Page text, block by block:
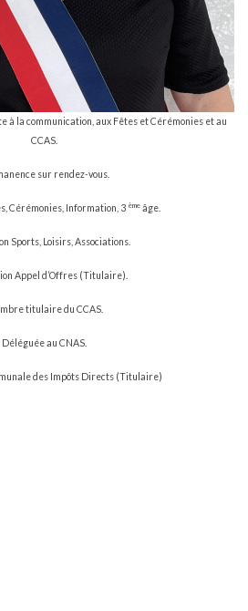
à la communication, aux Fêtes et Cérémonies et au
CCAS.
sur rendez-vous.
Cérémonies, Information, 3 ème âge.
Sports, Loisirs, Associations.
Appel d’Offres (Titulaire).
titulaire du CCAS.
Déléguée au CNAS.
des Impôts Directs (Titulaire)